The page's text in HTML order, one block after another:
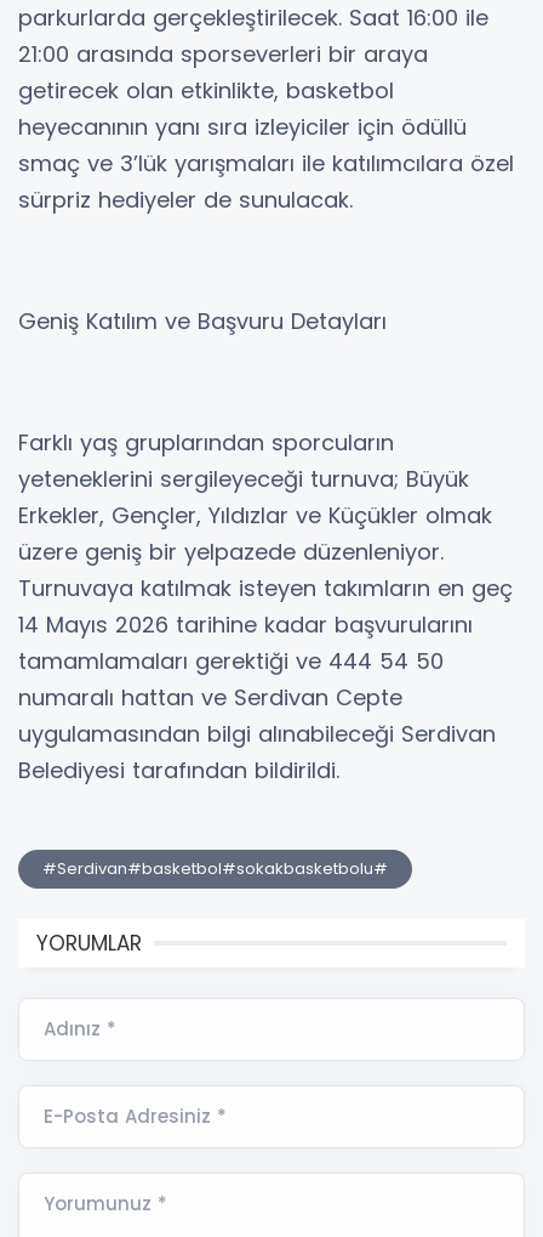
parkurlarda gerçekleştirilecek. Saat 16:00 ile
21:00 arasında sporseverleri bir araya
getirecek olan etkinlikte, basketbol
heyecanının yanı sıra izleyiciler için ödüllü
smaç ve 3’lük yarışmaları ile katılımcılara özel
sürpriz hediyeler de sunulacak.
Geniş Katılım ve Başvuru Detayları
Farklı yaş gruplarından sporcuların
yeteneklerini sergileyeceği turnuva; Büyük
Erkekler, Gençler, Yıldızlar ve Küçükler olmak
üzere geniş bir yelpazede düzenleniyor.
Turnuvaya katılmak isteyen takımların en geç
14 Mayıs 2026 tarihine kadar başvurularını
tamamlamaları gerektiği ve 444 54 50
numaralı hattan ve Serdivan Cepte
uygulamasından bilgi alınabileceği Serdivan
Belediyesi tarafından bildirildi.
#Serdivan#basketbol#sokakbasketbolu#
YORUMLAR
Adınız *
E-Posta Adresiniz *
Yorumunuz *